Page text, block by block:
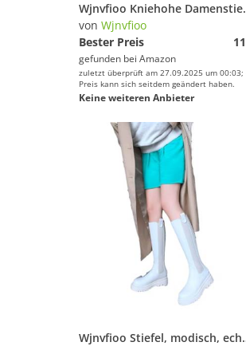
Wjnvfioo
von Wjnvfioo
Bester Preis
gefunden bei Amazon
zuletzt überprüft am 27.09.2025 um 00:03;
Preis kann sich seitdem geändert haben.
Keine weiteren Anbieter
Wjnvfioo Stiefel, modisch,